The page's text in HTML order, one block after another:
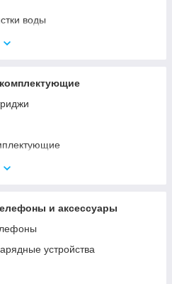
воды
и эксплуатации
производства газобетона и
КМА
и аксессуары
устройства